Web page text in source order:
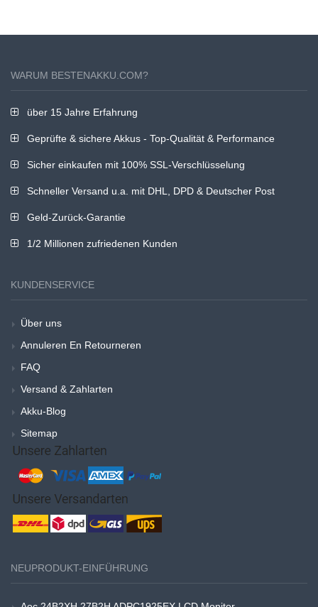
WARUM BESTENAKKU.COM?
über 15 Jahre Erfahrung
Geprüfte & sichere Akkus - Top-Qualität & Performance
Sicher einkaufen mit 100% SSL-Verschlüsselung
Schneller Versand u.a. mit DHL, DPD & Deutscher Post
Geld-Zurück-Garantie
1/2 Millionen zufriedenen Kunden
KUNDENSERVICE
Über uns
Annuleren En Retourneren
FAQ
Versand & Zahlarten
Akku-Blog
Sitemap
NEUPRODUKT-EINFÜHRUNG